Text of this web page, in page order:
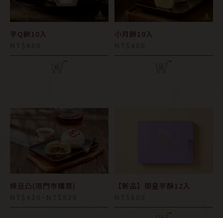
芋Q餅10入
小月餅10入
綠豆凸(限門市購買)
【新品】御皇芋酥12入